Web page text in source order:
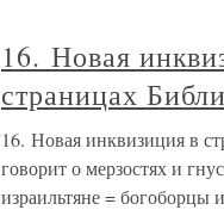
16. Новая
страницах
16. Новая инквизиция в
говорит о мерзостях и
израильтяне = богоборцы